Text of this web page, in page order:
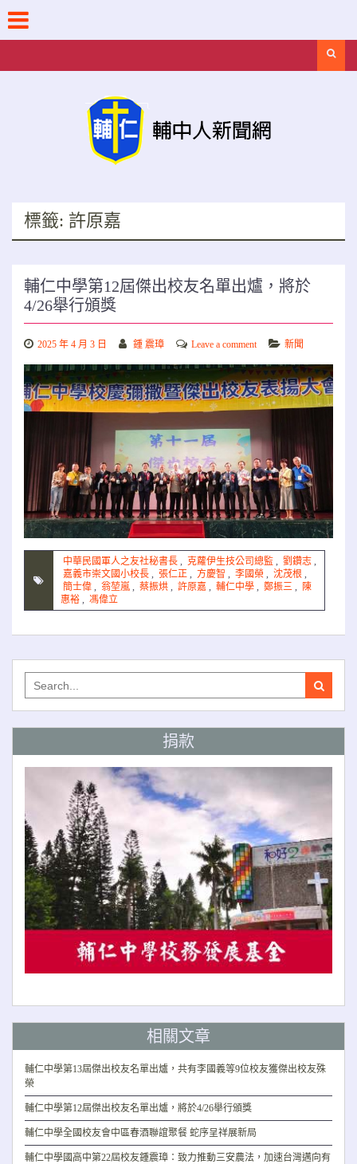
content
標籤: 許原嘉
輔仁中學第12屆傑出校友名單出爐，將於
4/26舉行頒獎
2025 年 4 月 3 日 鍾 震璋 Leave a comment 新聞
中華民國軍人之友社秘書長 , 克蘿伊生技公司總監 , 劉鑽志 ,
嘉義市崇文國小校長 , 張仁正 , 方慶智 , 李國榮 , 沈茂根 ,
簡士偉 , 翁堃嵐 , 蔡振烘 , 許原嘉 , 輔仁中學 , 鄭振三 ,
陳
惠裕 , 馮偉立
for:
捐款
相關文章
輔仁中學第13屆傑出校友名單出爐，共有李國義等9位校友獲傑出校友殊
榮
輔仁中學第12屆傑出校友名單出爐，將於4/26舉行頒獎
輔仁中學全國校友會中區春酒聯誼聚餐 蛇序呈祥展新局
輔仁中學國高中第22屆校友鍾震璋：致力推動三安農法，加速台灣邁向有